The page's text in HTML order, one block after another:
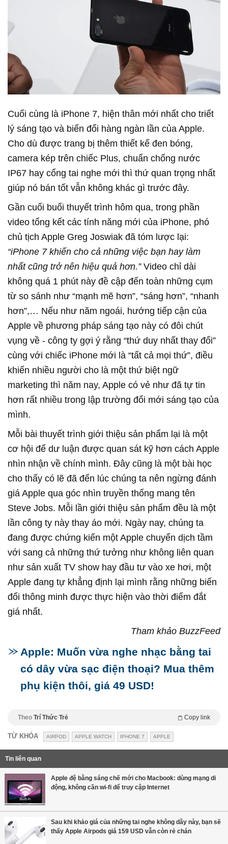
Cuối cùng là iPhone 7, hiện thân mới nhất cho triết
lý sáng tạo và biến đổi hàng ngàn lần của Apple.
Cho dù được trang bị thêm thiết kế đen bóng,
camera kép trên chiếc Plus, chuẩn chống nước
IP67 hay cổng tai nghe mới thì thứ quan trọng nhất
giúp nó bán tốt vẫn không khác gì trước đây.
Gần cuối buổi thuyết trình hôm qua, trong phần
video tổng kết các tính năng mới của iPhone, phó
chủ tịch Apple Greg Joswiak đã tóm lược lại:
“iPhone 7 khiến cho cả những việc bạn hay làm
nhất cũng trở nên hiệu quả hơn.” Video chỉ dài
không quá 1 phút này đề cập đến toàn những cụm
từ so sánh như “mạnh mẽ hơn”, “sáng hơn”, “nhanh
hơn”,… Nếu như năm ngoái, hướng tiếp cận của
Apple về phương pháp sáng tạo này có đôi chút
vụng về - công ty gợi ý rằng “thứ duy nhất thay đổi”
cùng với chiếc iPhone mới là “tất cả mọi thứ”, điều
khiến nhiều người cho là một thứ biệt ngữ
marketing thì năm nay, Apple có vẻ như đã tự tin
hơn rất nhiều trong lập trường đổi mới sáng tạo của
mình.
Mỗi bài thuyết trình giới thiệu sản phẩm lại là một
cơ hội để dư luận được quan sát kỹ hơn cách Apple
nhìn nhận về chính mình. Đây cũng là một bài học
cho thấy có lẽ đã đến lúc chúng ta nên ngừng đánh
giá Apple qua góc nhìn truyền thống mang tên
Steve Jobs. Mỗi lần giới thiệu sản phẩm đều là một
lần công ty này thay áo mới. Ngày nay, chúng ta
đang được chứng kiến một Apple chuyển dịch tầm
với sang cả những thứ tưởng như không liên quan
như sản xuất TV show hay đầu tư vào xe hơi, một
Apple đang tự khẳng định lại mình rằng những biến
đổi thông minh được thực hiện vào thời điểm đắt
giá nhất.
Tham khảo BuzzFeed
Apple: Muốn vừa nghe nhạc bằng tai
có dây vừa sạc điện thoại? Mua thêm
phụ kiện thôi, giá 49 USD!
Theo Trí Thức Trẻ Copy link
TỪ KHÓA AIRPOD APPLE WATCH IPHONE 7 APPLE
Tin liên quan
Apple đệ bằng sáng chế mới cho Macbook: dùng mạng di
động, không cần wi-fi để truy cập Internet
Sau khi khảo giá của những tai nghe không dây này, bạn sẽ
thấy Apple Airpods giá 159 USD vẫn còn rẻ chán